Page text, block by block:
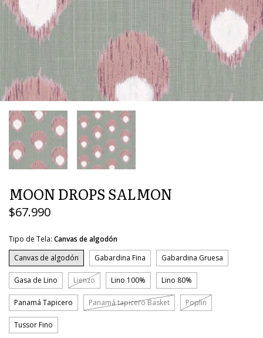
MOON DROPS SALMON
$67.990
Tipo de Tela: Canvas de algodón
Canvas de algodón
Gabardina Fina Gabardina Gruesa
Gasa de Lino Lienzo Lino 100% Lino 80%
Panamá Tapicero Panamá tapicero Basket Poplin
Tussor Fino